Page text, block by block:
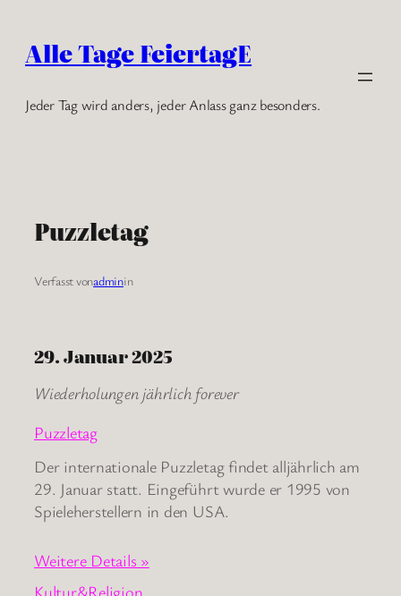
Inhalt
springen
Alle Tage FeiertagE
Jeder Tag wird anders, jeder Anlass ganz besonders.
Puzzletag
Verfasst vonadminin
29. Januar 2025
Wiederholungen jährlich forever
Puzzletag
Der internationale Puzzletag findet alljährlich am
29. Januar statt. Eingeführt wurde er 1995 von
Spieleherstellern in den USA.
Weitere Details »
Kultur&Religion